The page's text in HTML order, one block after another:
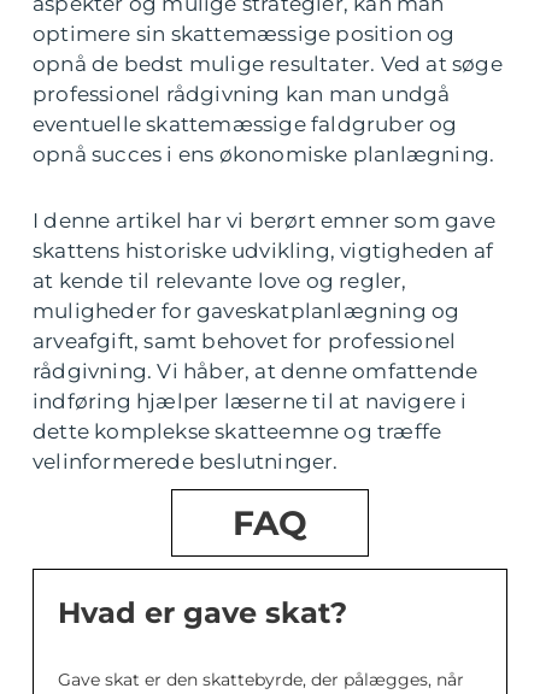
optimere sin skattemæssige position og
opnå de bedst mulige resultater. Ved at søge
professionel rådgivning kan man undgå
eventuelle skattemæssige faldgruber og
opnå succes i ens økonomiske planlægning.
I denne artikel har vi berørt emner som gave
skattens historiske udvikling, vigtigheden af
at kende til relevante love og regler,
muligheder for gaveskatplanlægning og
arveafgift, samt behovet for professionel
rådgivning. Vi håber, at denne omfattende
indføring hjælper læserne til at navigere i
dette komplekse skatteemne og træffe
velinformerede beslutninger.
FAQ
Hvad er gave skat?
Gave skat er den skattebyrde, der pålægges, når